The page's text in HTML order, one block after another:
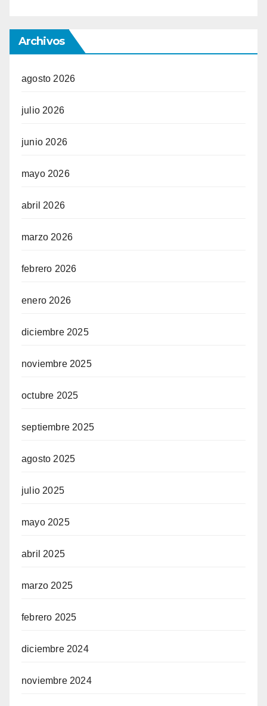
Archivos
agosto 2026
julio 2026
junio 2026
mayo 2026
abril 2026
marzo 2026
febrero 2026
enero 2026
diciembre 2025
noviembre 2025
octubre 2025
septiembre 2025
agosto 2025
julio 2025
mayo 2025
abril 2025
marzo 2025
febrero 2025
diciembre 2024
noviembre 2024